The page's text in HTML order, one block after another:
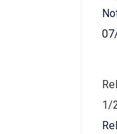
1/